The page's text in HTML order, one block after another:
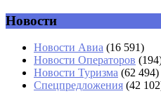
Имя *
Email*
Новости
Новости Авиа (16 591)
Новости Операторов
Новости Туризма (62 494)
Спецпредложения (42